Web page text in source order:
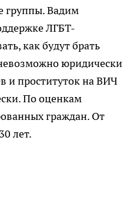
группы. Вадим
ЛГБТ-
как будут брать
юридически
и проституток на ВИЧ
По оценкам
граждан. От
лет.